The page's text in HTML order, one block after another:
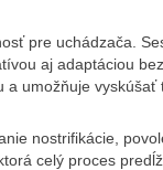
pre uchádzača.
aj adaptáciou
umožňuje
nostrifikácie,
celý proces